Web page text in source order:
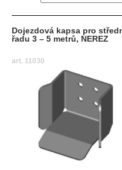
Dojezdová kapsa pro
řadu 3 – 5 metrů, NEREZ
art. 11030